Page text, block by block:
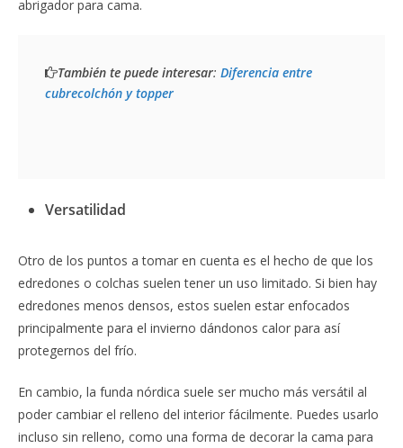
abrigador para cama.
También te puede interesar: Diferencia entre
cubrecolchón y topper
Versatilidad
Otro de los puntos a tomar en cuenta es el hecho de que los
edredones o colchas suelen tener un uso limitado. Si bien hay
edredones menos densos, estos suelen estar enfocados
principalmente para el invierno dándonos calor para así
protegernos del frío.
En cambio, la funda nórdica suele ser mucho más versátil al
poder cambiar el relleno del interior fácilmente. Puedes usarlo
incluso sin relleno, como una forma de decorar la cama para